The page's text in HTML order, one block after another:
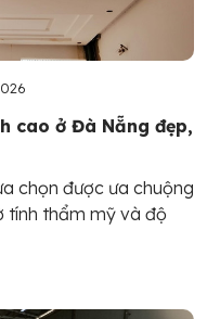
cao ở Đà Nẵng đẹp,
chọn được ưa chuộng
tính thẩm mỹ và độ